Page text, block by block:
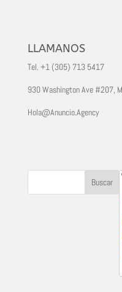
LLAMANOS
Tel. +1 (305) 713 5417
930 Washington Ave #207,
Hola@Anuncio.Agency